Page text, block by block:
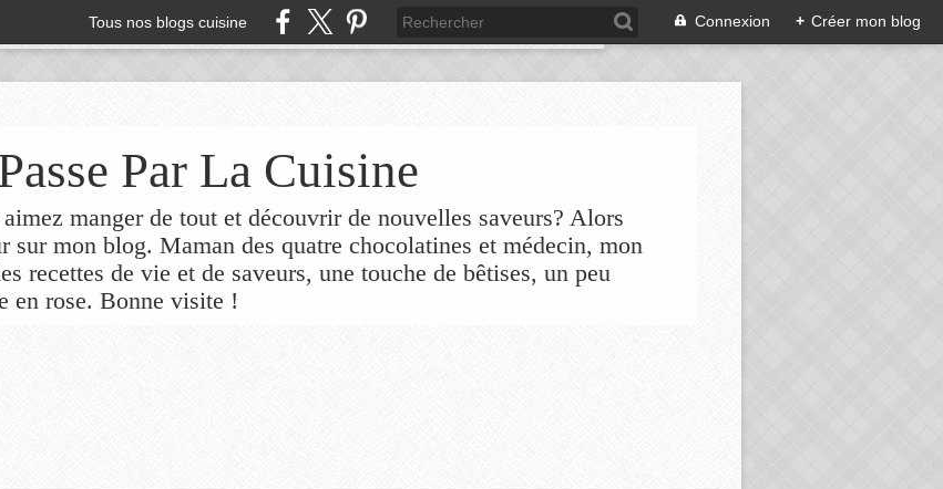
Tous nos blogs cuisine Connexion + Créer mon blog
Par La Cuisine
manger de tout et découvrir de nouvelles saveurs? Alors
sur mon blog. Maman des quatre chocolatines et médecin, mon
recettes de vie et de saveurs, une touche de bêtises, un peu
en rose. Bonne visite !